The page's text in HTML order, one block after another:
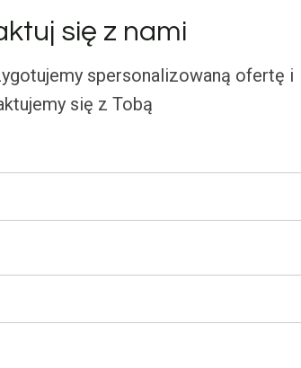
się z nami
spersonalizowaną ofertę i
się z Tobą